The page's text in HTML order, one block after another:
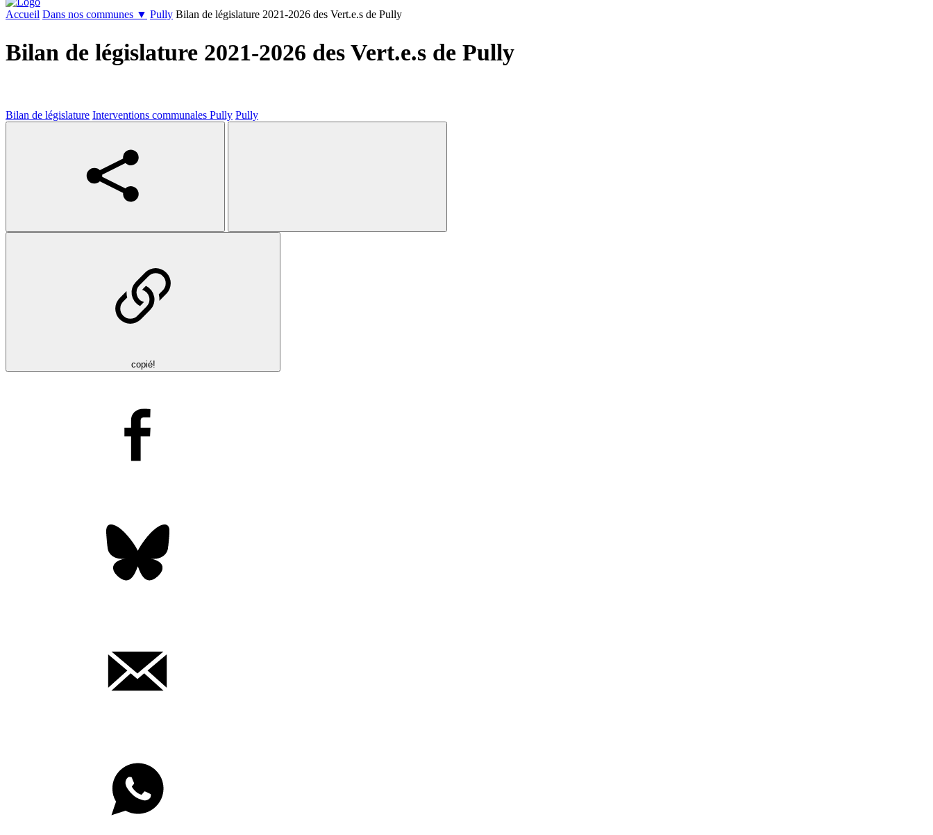
Accueil Dans nos communes ▼ Pully Bilan de législature 2021-2026 des Vert.e.s de Pully
Bilan de législature 2021-2026 des Vert.e.s de Pully
Bilan de législature Interventions communales Pully Pully
copié!